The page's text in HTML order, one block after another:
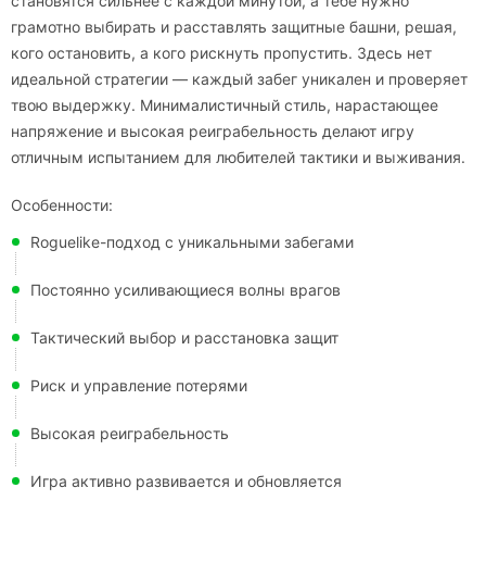
грамотно выбирать и расставлять защитные башни, решая,
кого остановить, а кого рискнуть пропустить. Здесь нет
идеальной стратегии — каждый забег уникален и проверяет
твою выдержку. Минималистичный стиль, нарастающее
напряжение и высокая реиграбельность делают игру
отличным испытанием для любителей тактики и выживания.
Особенности:
Roguelike-подход с уникальными забегами
Постоянно усиливающиеся волны врагов
Тактический выбор и расстановка защит
Риск и управление потерями
Высокая реиграбельность
Игра активно развивается и обновляется